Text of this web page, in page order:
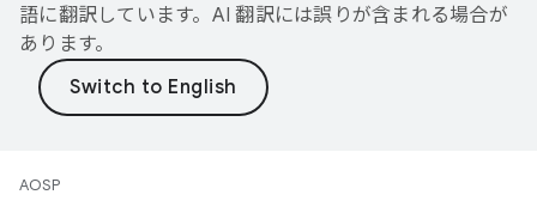
語に翻訳しています。AI 翻訳には誤りが含まれる場合が
あります。
AOSP